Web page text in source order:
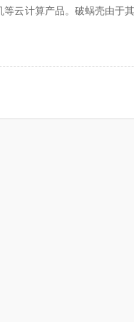
云计算产品。破蜗壳由于